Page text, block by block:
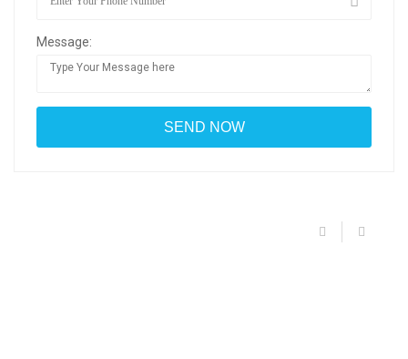
Message: